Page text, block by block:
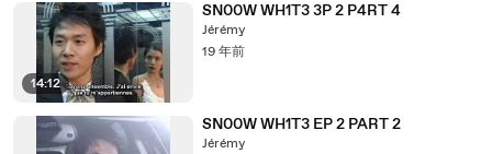
14:12
SN00W WH1T3 3P 2 P4RT 4
Jérémy
19 年前
SN00W WH1T3 EP 2 PART 2
Jérémy